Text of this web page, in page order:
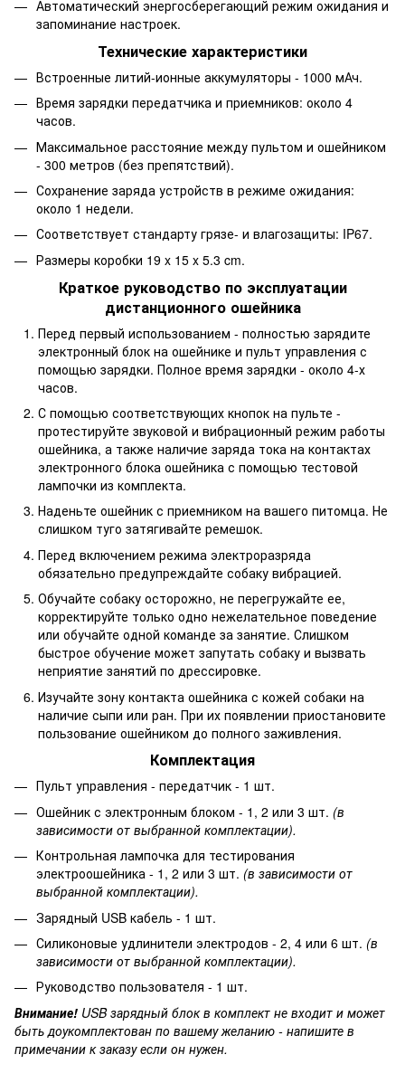
Автоматический энергосберегающий режим ожидания и
запоминание настроек.
Технические характеристики
Встроенные литий-ионные аккумуляторы - 1000 мАч.
Время зарядки передатчика и приемников: около 4
часов.
Максимальное расстояние между пультом и ошейником
- 300 метров (без препятствий).
Сохранение заряда устройств в режиме ожидания:
около 1 недели.
Соответствует стандарту грязе- и влагозащиты: IP67.
Размеры коробки 19 x 15 x 5.3 cm.
Краткое руководство по эксплуатации
дистанционного ошейника
Перед первый использованием - полностью зарядите
электронный блок на ошейнике и пульт управления с
помощью зарядки. Полное время зарядки - около 4-х
часов.
С помощью соответствующих кнопок на пульте -
протестируйте звуковой и вибрационный режим работы
ошейника, а также наличие заряда тока на контактах
электронного блока ошейника с помощью тестовой
лампочки из комплекта.
Наденьте ошейник с приемником на вашего питомца. Не
слишком туго затягивайте ремешок.
Перед включением режима электроразряда
обязательно предупреждайте собаку вибрацией.
Обучайте собаку осторожно, не перегружайте ее,
корректируйте только одно нежелательное поведение
или обучайте одной команде за занятие. Слишком
быстрое обучение может запутать собаку и вызвать
неприятие занятий по дрессировке.
Изучайте зону контакта ошейника с кожей собаки на
наличие сыпи или ран. При их появлении приостановите
пользование ошейником до полного заживления.
Комплектация
Пульт управления - передатчик - 1 шт.
Ошейник с электронным блоком - 1, 2 или 3 шт. (в
зависимости от выбранной комплектации).
Контрольная лампочка для тестирования
электроошейника - 1, 2 или 3 шт. (в зависимости от
выбранной комплектации).
Зарядный USB кабель - 1 шт.
Силиконовые удлинители электродов - 2, 4 или 6 шт. (в
зависимости от выбранной комплектации).
Руководство пользователя - 1 шт.
Внимание! USB зарядный блок в комплект не входит и может
быть доукомплектован по вашему желанию - напишите в
примечании к заказу если он нужен.